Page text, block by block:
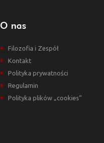
O nas
Filozofia i Zespół
Kontakt
Polityka prywatności
Regulamin
Polityka plików „cookies”